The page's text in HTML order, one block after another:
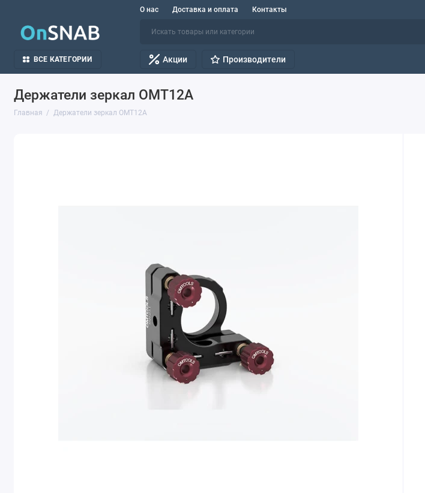
О нас Доставка и оплата Контакты
ВСЕ КАТЕГОРИИ Акции Производители
Держатели зеркал OMT12A
Главная Держатели зеркал OMT12A